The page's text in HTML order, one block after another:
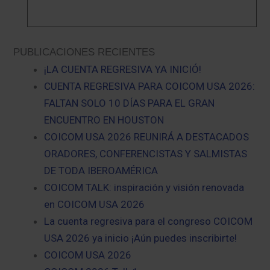
PUBLICACIONES RECIENTES
¡LA CUENTA REGRESIVA YA INICIÓ!
CUENTA REGRESIVA PARA COICOM USA 2026:
FALTAN SOLO 10 DÍAS PARA EL GRAN
ENCUENTRO EN HOUSTON
COICOM USA 2026 REUNIRÁ A DESTACADOS
ORADORES, CONFERENCISTAS Y SALMISTAS
DE TODA IBEROAMÉRICA
COICOM TALK: inspiración y visión renovada
en COICOM USA 2026
La cuenta regresiva para el congreso COICOM
USA 2026 ya inicio ¡Aún puedes inscribirte!
COICOM USA 2026